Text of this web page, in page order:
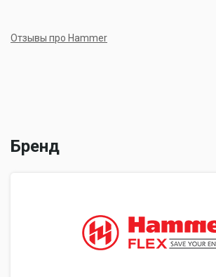
Отзывы про Hammer
Бренд